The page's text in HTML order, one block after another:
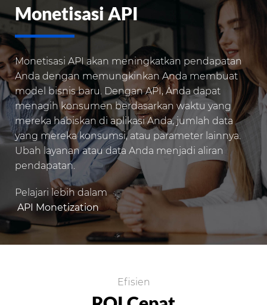
Monetisasi API
Monetisasi API akan meningkatkan pendapatan
Anda dengan memungkinkan Anda membuat
model bisnis baru. Dengan API, Anda dapat
menagih konsumen berdasarkan waktu yang
mereka habiskan di aplikasi Anda, jumlah data
yang mereka konsumsi, atau parameter lainnya.
Ubah layanan atau data Anda menjadi aliran
pendapatan.
Pelajari lebih dalam
API Monetization
Efisien